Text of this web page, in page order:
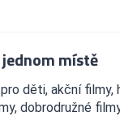
místě
děti, akční filmy,
dobrodružné